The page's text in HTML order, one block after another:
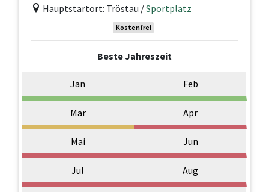
Hauptstartort: Tröstau /Sportplatz
Kostenfrei
Beste Jahreszeit
Jan Feb
Mär Apr
Mai Jun
Jul Aug